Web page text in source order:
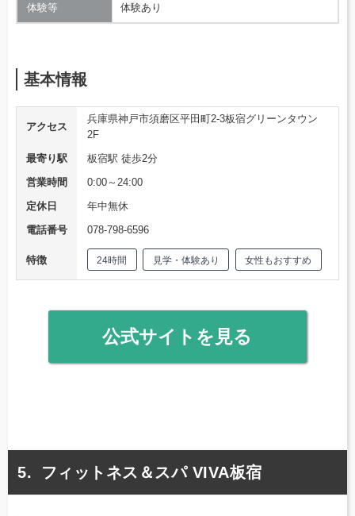
体験等 体験あり
基本情報
アクセス
兵庫県神戸市須磨区平田町2-3板宿グリーンタウン
2F
最寄り駅
板宿駅 徒歩2分
営業時間
0:00～24:00
定休日
年中無休
電話番号
078-798-6596
特徴 24時間 見学・体験あり 女性もおすすめ
公式サイトを見る
フィットネス＆スパ VIVA板宿